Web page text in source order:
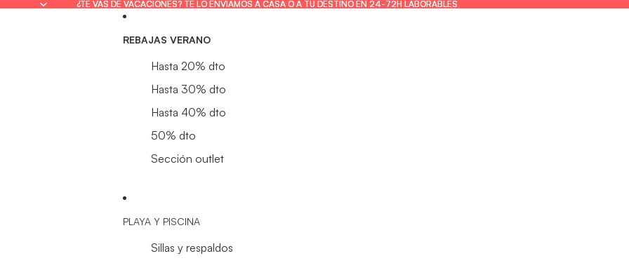
¿TE VAS DE VACACIONES? TE LO ENVIAMOS A CASA O A TU DESTINO EN 24-72H LABORABLES
¿TE VAS DE VACACIONES? TE LO ENVIAMOS A CASA O A TU DESTINO EN 24-72H LABORABLES
REBAJAS VERANO
Hasta 20% dto
Hasta 30% dto
Hasta 40% dto
50% dto
Sección outlet
PLAYA Y PISCINA
Sillas y respaldos